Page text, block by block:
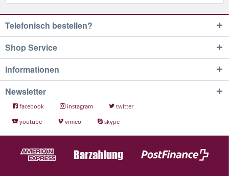
Telefonisch bestellen?
Shop Service
Informationen
Newsletter
facebook instagram
twitter
youtube
vimeo skype